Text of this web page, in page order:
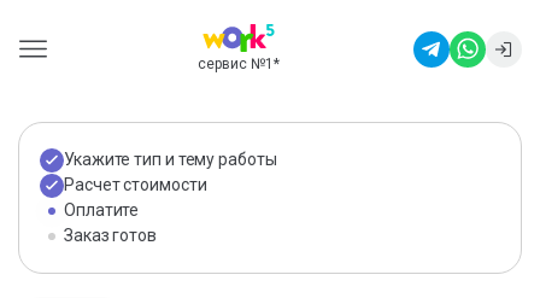
сервис №1 *
Укажите тип и тему работы
Расчет стоимости
Оплатите
Заказ готов